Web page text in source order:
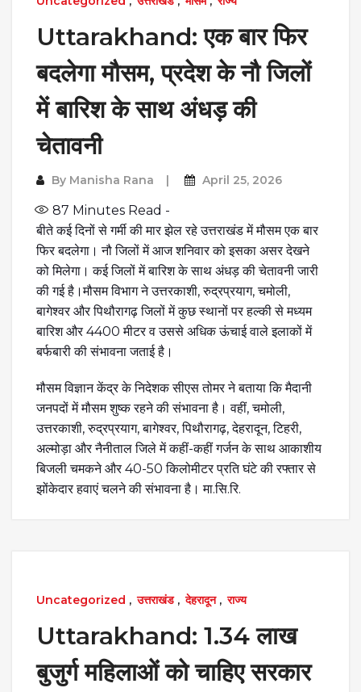
Uttarakhand: एक बार फिर
बदलेगा मौसम, प्रदेश के नौ जिलों
में बारिश के साथ अंधड़ की
चेतावनी
By Manisha Rana April 25, 2026
87 Minutes Read -
बीते कई दिनों से गर्मी की मार झेल रहे उत्तराखंड में मौसम एक बार
फिर बदलेगा। नौ जिलों में आज शनिवार को इसका असर देखने
को मिलेगा। कई जिलों में बारिश के साथ अंधड़ की चेतावनी जारी
की गई है।मौसम विभाग ने उत्तरकाशी, रुद्रप्रयाग, चमोली,
बागेश्वर और पिथौरागढ़ जिलों में कुछ स्थानों पर हल्की से मध्यम
बारिश और 4400 मीटर व उससे अधिक ऊंचाई वाले इलाकों में
बर्फबारी की संभावना जताई है।
मौसम विज्ञान केंद्र के निदेशक सीएस तोमर ने बताया कि मैदानी
जनपदों में मौसम शुष्क रहने की संभावना है। वहीं, चमोली,
उत्तरकाशी, रुद्रप्रयाग, बागेश्वर, पिथौरागढ़, देहरादून, टिहरी,
अल्मोड़ा और नैनीताल जिले में कहीं-कहीं गर्जन के साथ आकाशीय
बिजली चमकने और 40-50 किलोमीटर प्रति घंटे की रफ्तार से
झोंकेदार हवाएं चलने की संभावना है। मा.सि.रि.
Uncategorized , उत्तराखंड, देहरादून, राज्य
Uttarakhand: 1.34 लाख
बुजुर्ग महिलाओं को चाहिए सरकार